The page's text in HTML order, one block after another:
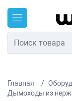
Главная
Дымоходы из